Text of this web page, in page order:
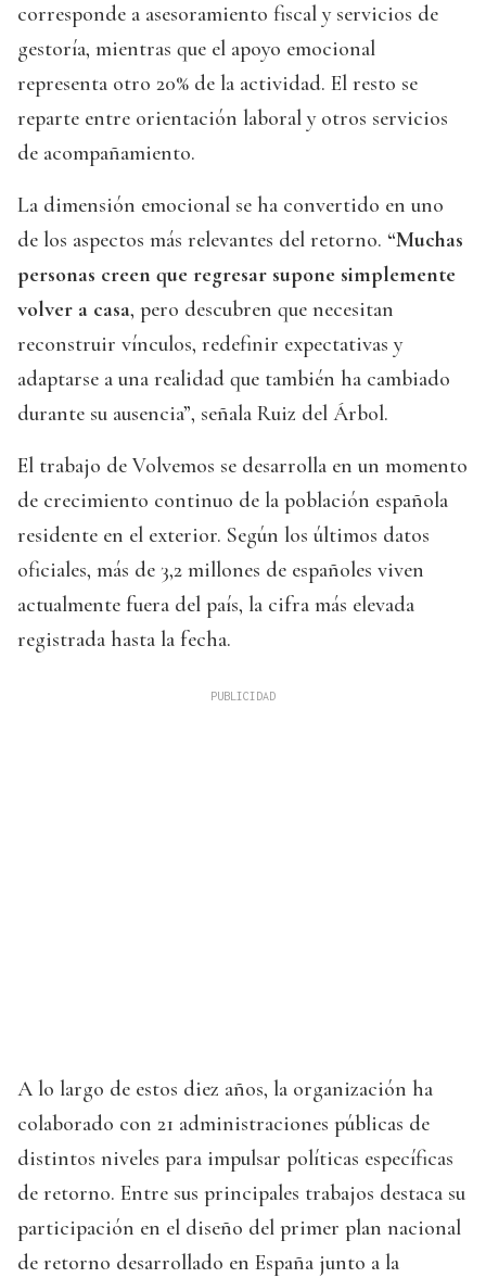
corresponde a asesoramiento fiscal y servicios de
gestoría, mientras que el apoyo emocional
representa otro 20% de la actividad. El resto se
reparte entre orientación laboral y otros servicios
de acompañamiento.
La dimensión emocional se ha convertido en uno
de los aspectos más relevantes del retorno. “Muchas
personas creen que regresar supone simplemente
volver a casa, pero descubren que necesitan
reconstruir vínculos, redefinir expectativas y
adaptarse a una realidad que también ha cambiado
durante su ausencia”, señala Ruiz del Árbol.
El trabajo de Volvemos se desarrolla en un momento
de crecimiento continuo de la población española
residente en el exterior. Según los últimos datos
oficiales, más de 3,2 millones de españoles viven
actualmente fuera del país, la cifra más elevada
registrada hasta la fecha.
A lo largo de estos diez años, la organización ha
colaborado con 21 administraciones públicas de
distintos niveles para impulsar políticas específicas
de retorno. Entre sus principales trabajos destaca su
participación en el diseño del primer plan nacional
de retorno desarrollado en España junto a la